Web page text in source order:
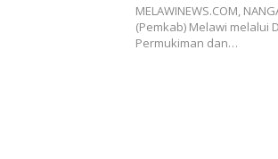
MELAWINEWS.COM,
(Pemkab) Melawi melalui
Permukiman dan…